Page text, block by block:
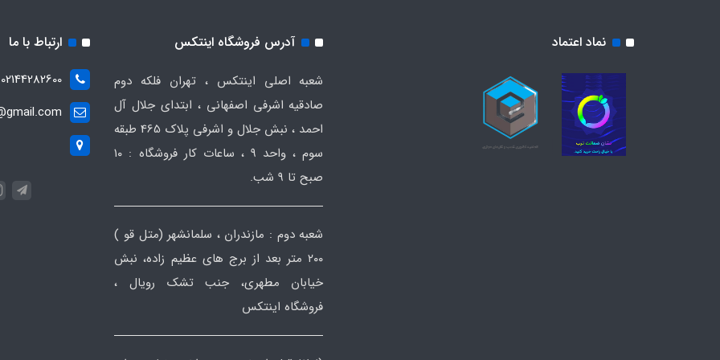
نماد اعتماد آدرس فروشگاه اینتکس
شعبه اصلی اینتکس ، تهران فلکه دوم
صادقیه اشرفی اصفهانی ، ابتدای جلال آل
احمد ، نبش جلال و اشرفی پلاک 465 طبقه
سوم ، واحد ۹ ، ساعات کار فروشگاه : ۱۰
صبح تا ۹ شب.
شعبه دوم : مازندران ، سلمانشهر (متل قو )
۲۰۰ متر بعد از برج های عظیم زاده، نبش
خیابان مطهری، جنب تشک رویال ،
فروشگاه اینتکس
ارتباط با ما
02144282600